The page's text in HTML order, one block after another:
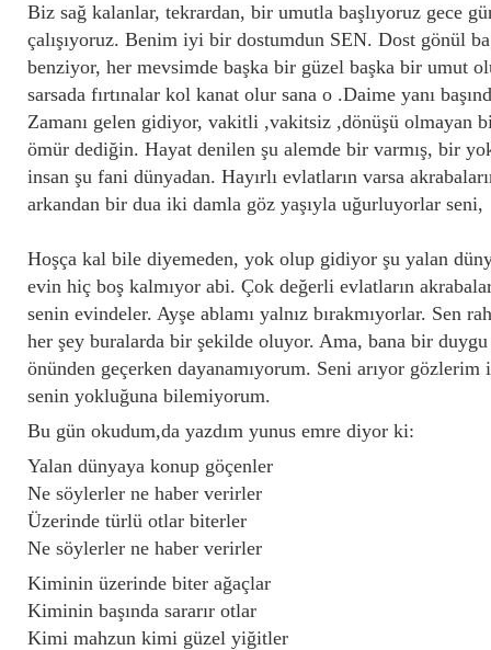
Biz sağ kalanlar, tekrardan, bir umutla başlıyoruz gece
çalışıyoruz. Benim iyi bir dostumdun SEN. Dost gönül
benziyor, her mevsimde başka bir güzel başka bir umut
sarsada fırtınalar kol kanat olur sana o .Daime yanı
Zamanı gelen gidiyor, vakitli ,vakitsiz ,dönüşü olmayan
ömür dediğin. Hayat denilen şu alemde bir varmış, bir
insan şu fani dünyadan. Hayırlı evlatların varsa
arkandan bir dua iki damla göz yaşıyla uğurluyorlar seni,
Hoşça kal bile diyemeden, yok olup gidiyor şu yalan
evin hiç boş kalmıyor abi. Çok değerli evlatların
senin evindeler. Ayşe ablamı yalnız bırakmıyorlar. Sen
her şey buralarda bir şekilde oluyor. Ama, bana bir
önünden geçerken dayanamıyorum. Seni arıyor gözlerim
senin yokluğuna bilemiyorum.
Bu gün okudum,da yazdım yunus emre diyor ki:
Yalan dünyaya konup
Ne söylerler ne haber
Üzerinde türlü otlar
Ne söylerler ne haber verirler
Kiminin üzerinde biter
Kiminin başında
Kimi mahzun kimi güzel